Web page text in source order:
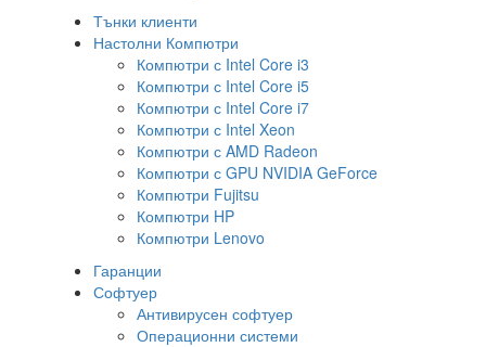
Тънки клиенти
Настолни Компютри
Компютри с Intel Core i3
Компютри с Intel Core i5
Компютри с Intel Core i7
Компютри с Intel Xeon
Компютри с AMD Radeon
Компютри с GPU NVIDIA GeForce
Компютри Fujitsu
Компютри HP
Компютри Lenovo
Гаранции
Софтуер
Антивирусен софтуер
Операционни системи